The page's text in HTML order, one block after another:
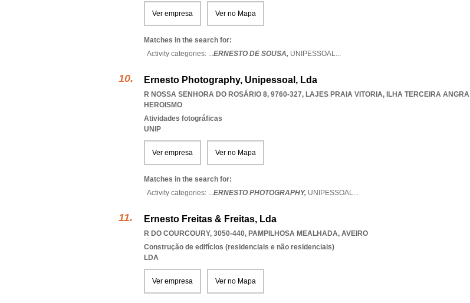
Ver empresa Ver no Mapa
Matches in the search for:
Activity categories: ...ERNESTO DE SOUSA, UNIPESSOAL...
Ernesto Photography, Unipessoal, Lda
R NOSSA SENHORA DO ROSÁRIO 8, 9760-327, LAJES PRAIA VITORIA, ILHA TERCEIRA ANGRA
HEROISMO
Atividades fotográficas
UNIP
Ver empresa Ver no Mapa
Matches in the search for:
Activity categories: ...ERNESTO PHOTOGRAPHY, UNIPESSOAL...
Ernesto Freitas & Freitas, Lda
R DO COURCOURY, 3050-440, PAMPILHOSA MEALHADA, AVEIRO
Construção de edifícios (residenciais e não residenciais)
LDA
Ver empresa Ver no Mapa